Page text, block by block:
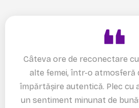
Câteva ore de reconectare
alte femei, într-o atmosferă
împărtășire autentică. Plec cu
un sentiment minunat de